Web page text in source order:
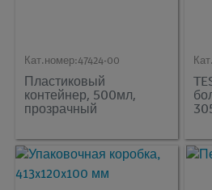
Кат.номер:47424-00
Пластиковый
контейнер, 500мл,
прозрачный